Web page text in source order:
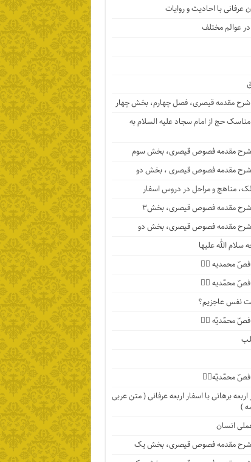
با احادیث و روایات
عوالم مختلف
مقدمه قیصری، فصل چهارم، بخش چهار
حج از امام سجاد علیه السلام به
مقدمه فصوص قیصری، بخش سوم
مقدمه فصوص قیصری ، بخش دو
مناهج و مراحل در دروس اسفار
مقدمه فصوص قیصری، بخش۳
مقدمه فصوص قیصری، بخش دو
الله علیها
محمدیه ۴️⃣
محمّدیه ۳️⃣
نفس عاجزیم؟
محمّدیّه ۲️⃣
محمّدیّه۱️⃣
برهانی با اسفار اربعه عرفانی ( متن عربی
)
انسان
مقدمه فصوص قیصری، بخش یک